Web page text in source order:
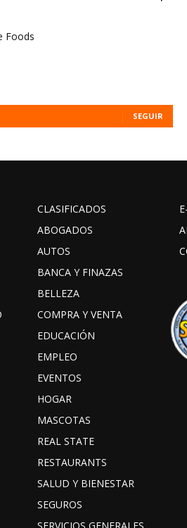
SEGUIR
CLASIFICADOS
ABOGADOS
AUTOS
BANCA Y FINAZAS
BELLEZA
COMPRA Y VENTA
EDUCACIÓN
EMPLEO
EVENTOS
HOGAR
MASCOTAS
REAL STATE
RESTAURANTS
SALUD Y BIENESTAR
SEGUROS
SERVICIOS GENERALES